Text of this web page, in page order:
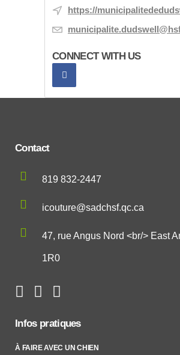
https://
CONNECT WITH US
Contact
819 832-2447
icouture@sadchsf.qc.ca
47, rue Angus Nord <br/> East
1R0
Infos pratiques
À FAIRE AVEC UN CHIEN